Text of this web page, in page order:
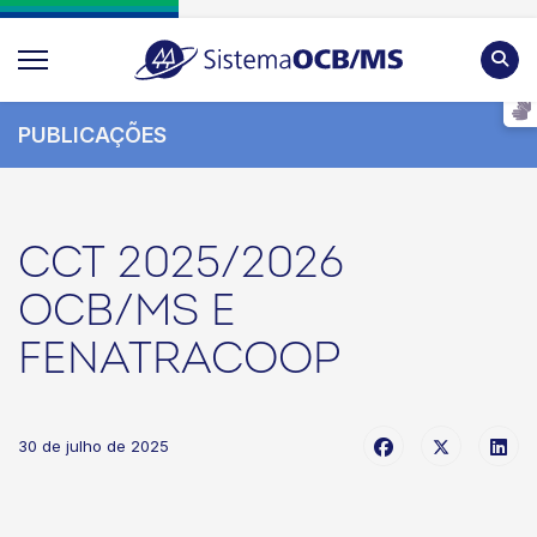
PUBLICAÇÕES
CCT 2025/2026
OCB/MS E
FENATRACOOP
30 de julho de 2025